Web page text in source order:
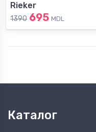
Rieker
1390 695 MDL
Каталог